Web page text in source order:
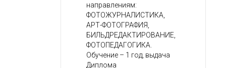
направлениям:
ФОТОЖУРНАЛИСТИКА,
АРТ-ФОТОГРАФИЯ,
БИЛЬДРЕДАКТИРОВАНИЕ,
ФОТОПЕДАГОГИКА.
Обучение – 1 год, выдача
Диплома